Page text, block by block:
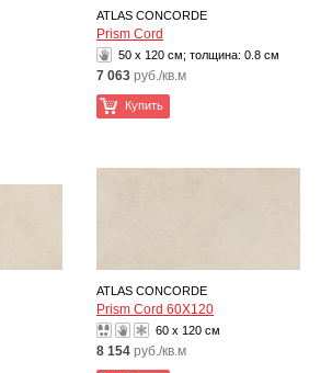
ATLAS CONCORDE
Prism Cord
50 x 120 см; толщина: 0.8 см
7 063 руб./кв.м
Купить
ATLAS CONCORDE
Prism Cord 60X120
60 x 120 см
8 154 руб./кв.м